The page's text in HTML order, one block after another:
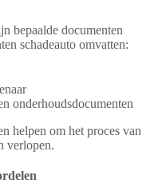
bepaalde documenten
schadeauto omvatten:
onderhoudsdocumenten
helpen om het proces van
verlopen.